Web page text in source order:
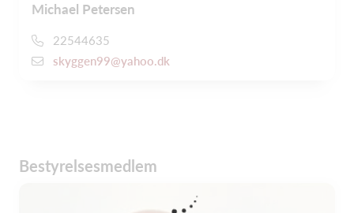
Michael Petersen
22544635
skyggen99@yahoo.dk
Bestyrelsesmedlem